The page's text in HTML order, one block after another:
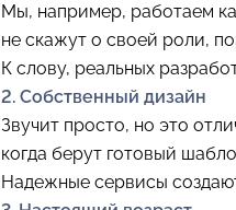
Мы, например, работаем
не скажут о своей роли,
К слову, реальных
2. Собственный дизайн
Звучит просто, но это
когда берут готовый
Надежные сервисы